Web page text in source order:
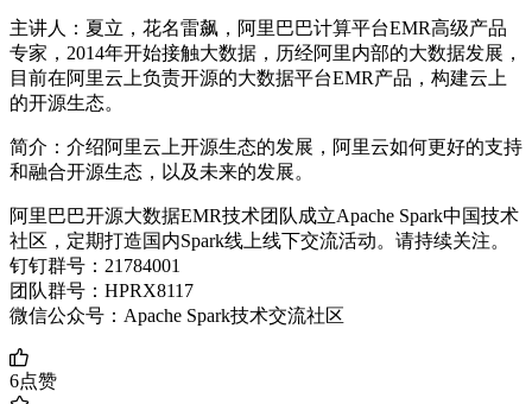
主讲人：夏立，花名雷飙，阿里巴巴计算平台EMR高级产品
专家，2014年开始接触大数据，历经阿里内部的大数据发展，
目前在阿里云上负责开源的大数据平台EMR产品，构建云上
的开源生态。
简介：介绍阿里云上开源生态的发展，阿里云如何更好的支持
和融合开源生态，以及未来的发展。
阿里巴巴开源大数据EMR技术团队成立Apache Spark中国技术
社区，定期打造国内Spark线上线下交流活动。请持续关注。
钉钉群号：21784001
团队群号：HPRX8117
微信公众号：Apache Spark技术交流社区
6点赞